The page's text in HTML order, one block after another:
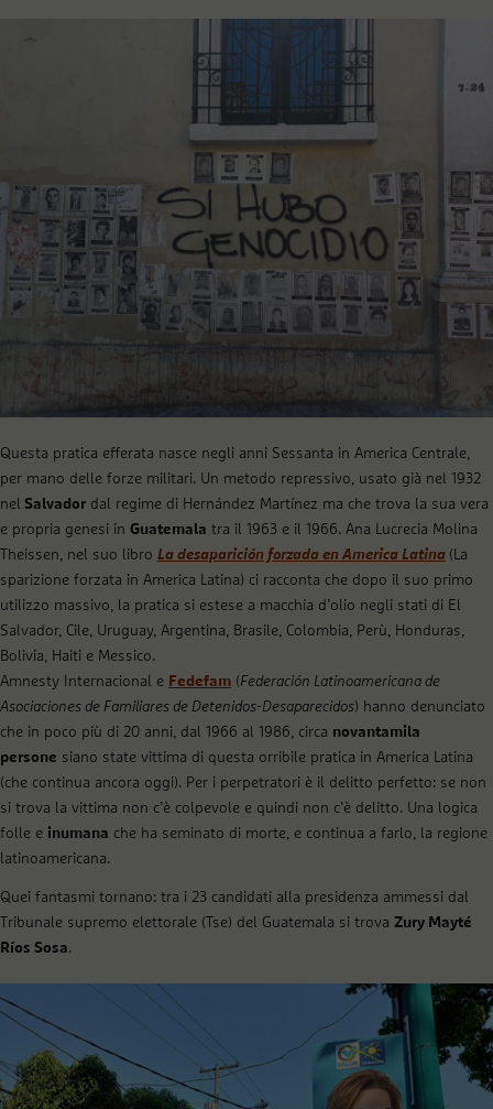
Questa pratica efferata nasce negli anni Sessanta in America Centrale,
per mano delle forze militari. Un metodo repressivo, usato già nel 1932
nel Salvador dal regime di Hernández Martínez ma che trova la sua vera
e propria genesi in Guatemala tra il 1963 e il 1966. Ana Lucrecia Molina
Theissen, nel suo libro La desaparición forzada en America Latina (La
sparizione forzata in America Latina) ci racconta che dopo il suo primo
utilizzo massivo, la pratica si estese a macchia d’olio negli stati di El
Salvador, Cile, Uruguay, Argentina, Brasile, Colombia, Perù, Honduras,
Bolivia, Haiti e Messico.
Amnesty Internacional e Fedefam (Federación Latinoamericana de
Asociaciones de Familiares de Detenidos-Desaparecidos) hanno denunciato
che in poco più di 20 anni, dal 1966 al 1986, circa novantamila
persone siano state vittima di questa orribile pratica in America Latina
(che continua ancora oggi). Per i perpetratori è il delitto perfetto: se non
si trova la vittima non c’è colpevole e quindi non c’è delitto. Una logica
folle e inumana che ha seminato di morte, e continua a farlo, la regione
latinoamericana.
Quei fantasmi tornano: tra i 23 candidati alla presidenza ammessi dal
Tribunale supremo elettorale (Tse) del Guatemala si trova Zury Mayté
Ríos Sosa.